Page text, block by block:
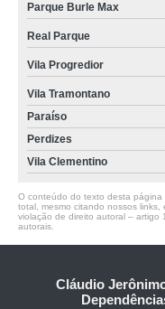
Parque Burle Max
Real Parque
Vila Progredior
Vila Tramontano
Paraíso
Perdizes
Vila Clementino
O conteúdo do texto desta
total, mesmo citando nossos links,
violação de direito autoral – artigo
autorais
Cláudio